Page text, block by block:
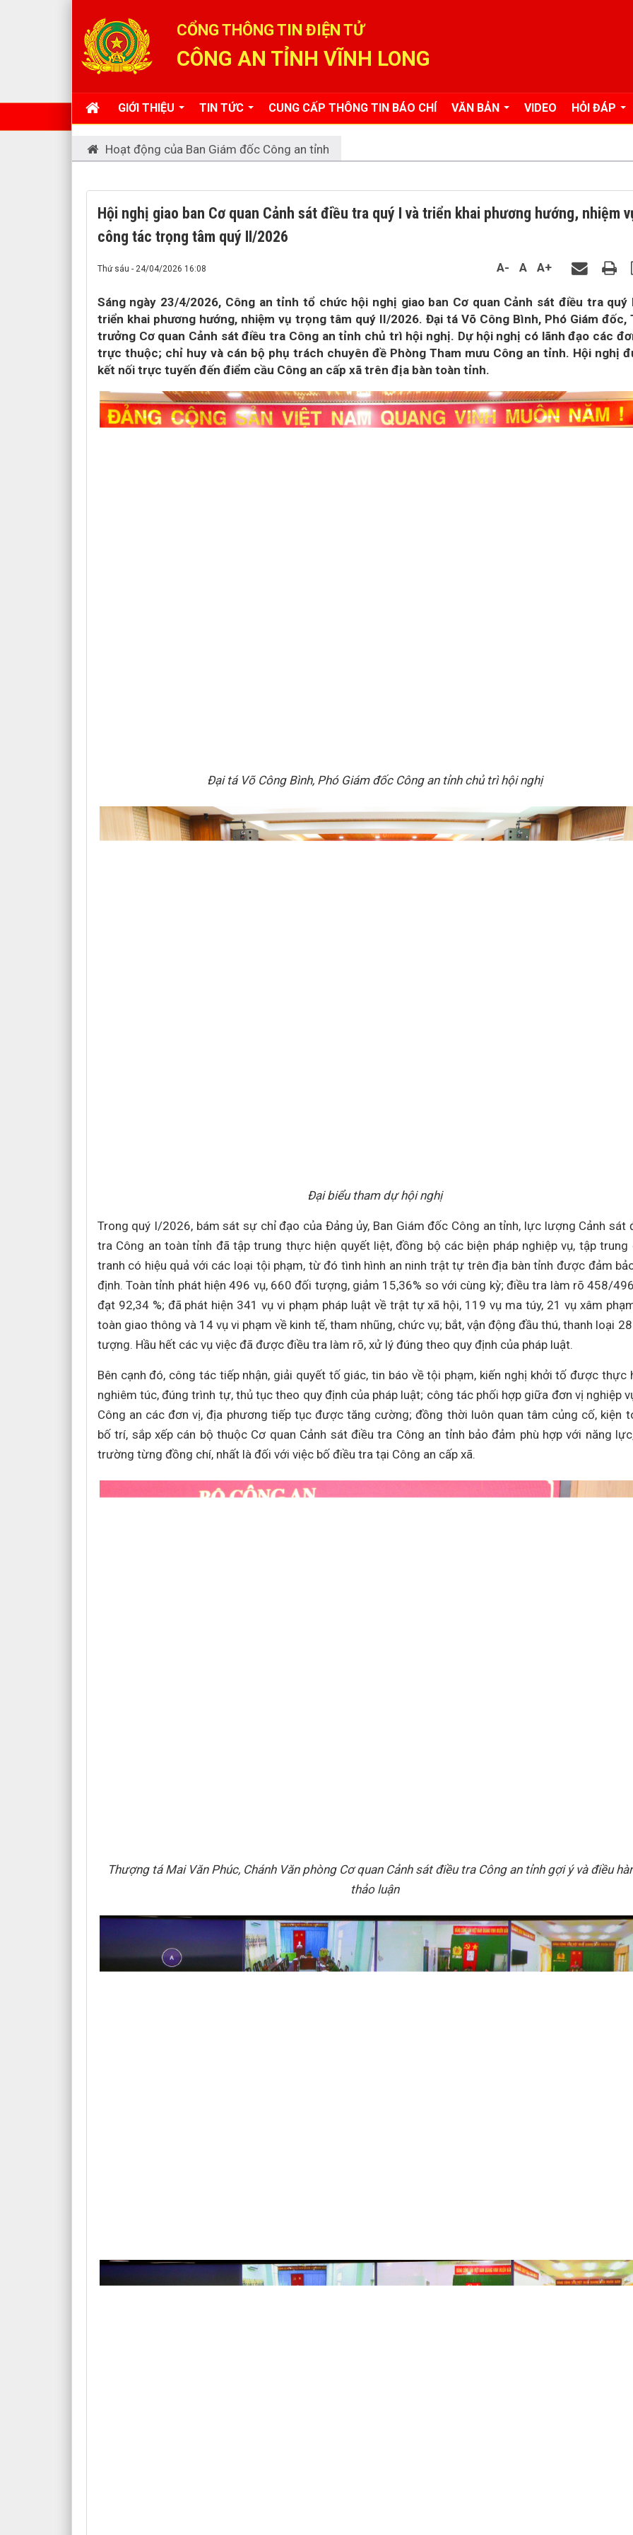
CỔNG THÔNG TIN ĐIỆN TỬ
CÔNG AN TỈNH VĨNH LONG
GIỚI THIỆU TIN TỨC CUNG CẤP THÔNG TIN BÁO CHÍ VĂN BẢN VIDEO HỎI ĐÁP
Hoạt động của Ban Giám đốc Công an tỉnh
Hội nghị giao ban Cơ quan Cảnh sát điều tra quý I và triển khai phương hướng, nhiệm
công tác trọng tâm quý II/2026
Thứ sáu - 24/04/2026 16:08 A- A A+
Sáng ngày 23/4/2026, Công an tỉnh tổ chức hội nghị giao ban Cơ quan Cảnh sát điều tra quý
triển khai phương hướng, nhiệm vụ trọng tâm quý II/2026. Đại tá Võ Công Bình, Phó Giám đốc,
trưởng Cơ quan Cảnh sát điều tra Công an tỉnh chủ trì hội nghị. Dự hội nghị có lãnh đạo các
trực thuộc; chỉ huy và cán bộ phụ trách chuyên đề Phòng Tham mưu Công an tỉnh. Hội nghị
kết nối trực tuyến đến điểm cầu Công an cấp xã trên địa bàn toàn tỉnh.
Đại tá Võ Công Bình, Phó Giám đốc Công an tỉnh chủ trì hội nghị
Đại biểu tham dự hội nghị
Trong quý I/2026, bám sát sự chỉ đạo của Đảng ủy, Ban Giám đốc Công an tỉnh, lực lượng Cảnh sát
tra Công an toàn tỉnh đã tập trung thực hiện quyết liệt, đồng bộ các biện pháp nghiệp vụ, tập trung
tranh có hiệu quả với các loại tội phạm, từ đó tình hình an ninh trật tự trên địa bàn tỉnh được đảm
định. Toàn tỉnh phát hiện 496 vụ, 660 đối tượng, giảm 15,36% so với cùng kỳ; điều tra làm rõ 458/
đạt 92,34 %; đã phát hiện 341 vụ vi phạm pháp luật về trật tự xã hội, 119 vụ ma túy, 21 vụ xâm
toàn giao thông và 14 vụ vi phạm về kinh tế, tham nhũng, chức vụ; bắt, vận động đầu thú, thanh loại
tượng. Hầu hết các vụ việc đã được điều tra làm rõ, xử lý đúng theo quy định của pháp luật.
Bên cạnh đó, công tác tiếp nhận, giải quyết tố giác, tin báo về tội phạm, kiến nghị khởi tố được thực
nghiêm túc, đúng trình tự, thủ tục theo quy định của pháp luật; công tác phối hợp giữa đơn vị nghiệp
Công an các đơn vị, địa phương tiếp tục được tăng cường; đồng thời luôn quan tâm củng cố, kiện
bố trí, sắp xếp cán bộ thuộc Cơ quan Cảnh sát điều tra Công an tỉnh bảo đảm phù hợp với năng
trường từng đồng chí, nhất là đối với việc bố điều tra tại Công an cấp xã.
Thượng tá Mai Văn Phúc, Chánh Văn phòng Cơ quan Cảnh sát điều tra Công an tỉnh gợi ý và điều
thảo luận